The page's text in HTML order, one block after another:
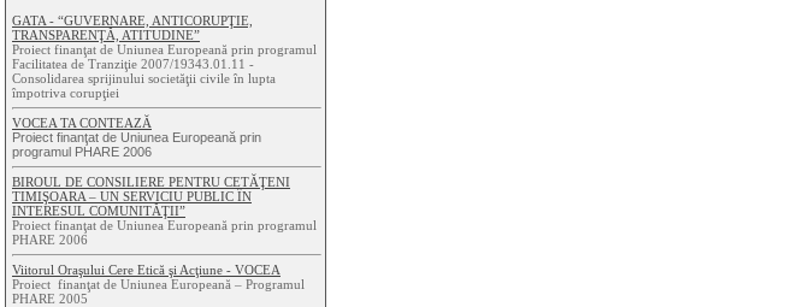
GATA - “GUVERNARE, ANTICORUPŢIE,
TRANSPARENŢĂ, ATITUDINE”
Proiect finanţat de Uniunea Europeană prin programul
Facilitatea de Tranziţie 2007/19343.01.11 -
Consolidarea sprijinului societăţii civile în lupta
împotriva corupţiei
VOCEA TA CONTEAZĂ
Proiect finanţat de Uniunea Europeană prin
programul PHARE 2006
BIROUL DE CONSILIERE PENTRU CETĂŢENI
TIMIŞOARA – UN SERVICIU PUBLIC ÎN
INTERESUL COMUNITĂŢII”
Proiect finanţat de Uniunea Europeană prin programul
PHARE 2006
Viitorul Oraşului Cere Etică şi Acţiune - VOCEA
Proiect finanţat de Uniunea Europeană – Programul
PHARE 2005